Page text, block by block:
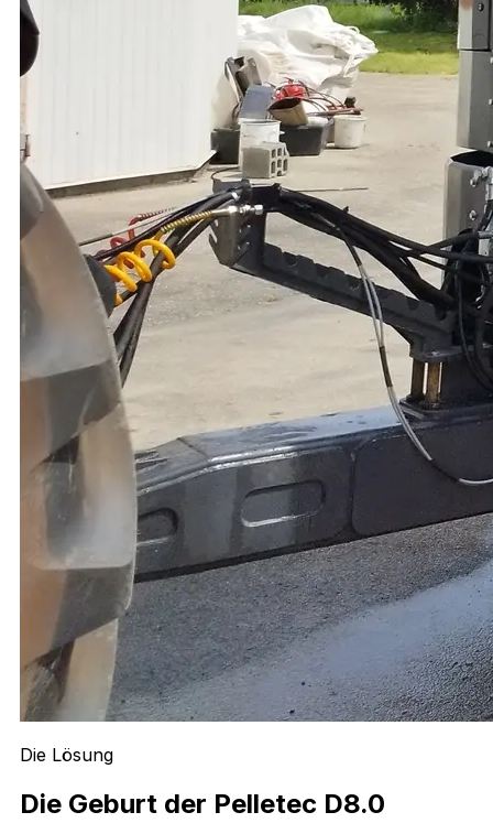
Die Lösung
Die Geburt der Pelletec D8.0